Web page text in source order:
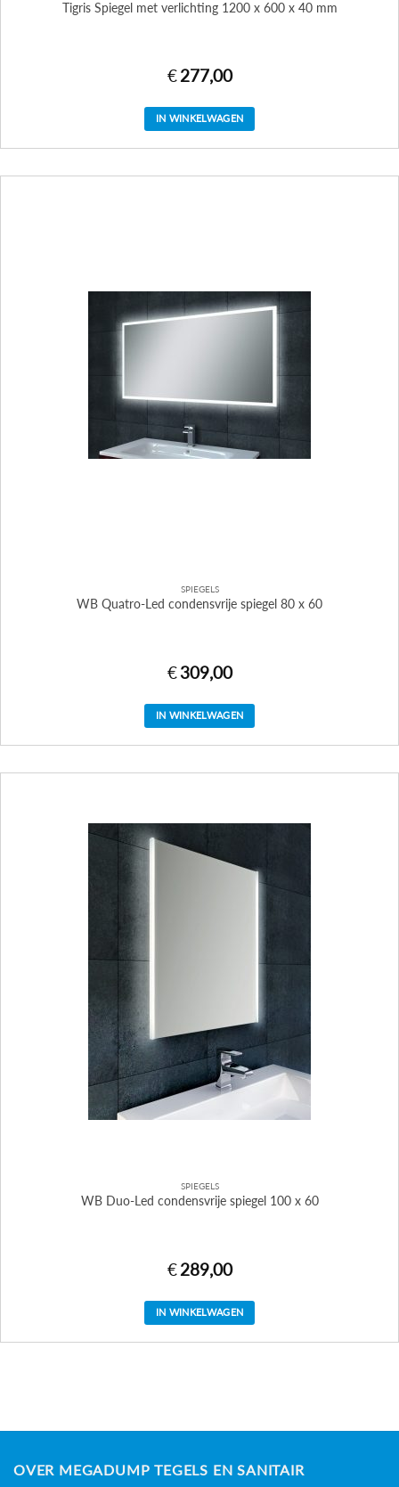
Tigris Spiegel met verlichting 1200 x 600 x 40 mm
€ 277,00
IN WINKELWAGEN
SPIEGELS
WB Quatro-Led condensvrije spiegel 80 x 60
€ 309,00
IN WINKELWAGEN
SPIEGELS
WB Duo-Led condensvrije spiegel 100 x 60
€ 289,00
IN WINKELWAGEN
OVER MEGADUMP TEGELS EN SANITAIR